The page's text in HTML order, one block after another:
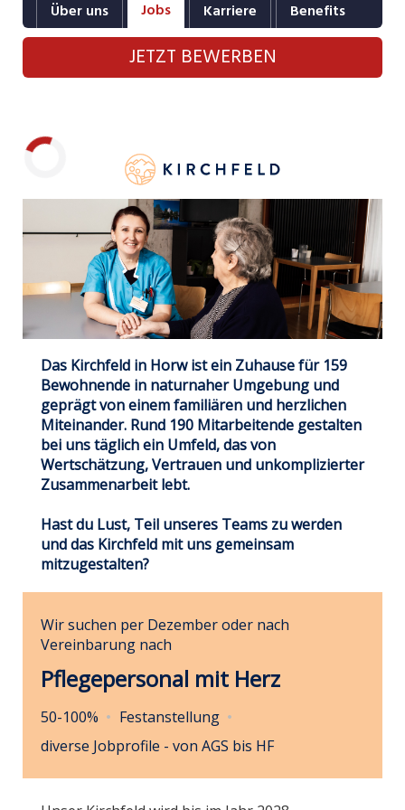
Industrie, Maschinenbau, Anlagenbau,
Produktion
Informatik, Telekommunikation
Körperpflege, Wellness
Marketing, Kommunikation, Medien, Druck
Mechanik, Elektronik, Optik, Textil (Fertigung)
Medizin, Gesundheitswesen, Pflege
Sicherheit, Rettung, Polizei, Zoll
Verkauf, Handel, Kundenberatung,
Aussendienst
Über uns Jobs Karriere Benefits
JETZT BEWERBEN